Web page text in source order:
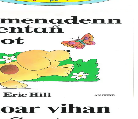
de Spot
connu, avec ses aventures
en soulevant des images animées.